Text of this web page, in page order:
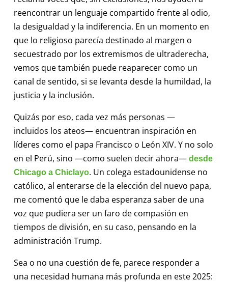
reencontrar un lenguaje compartido frente al odio,
la desigualdad y la indiferencia. En un momento en
que lo religioso parecía destinado al margen o
secuestrado por los extremismos de ultraderecha,
vemos que también puede reaparecer como un
canal de sentido, si se levanta desde la humildad, la
justicia y la inclusión.
Quizás por eso, cada vez más personas —
incluidos los ateos— encuentran inspiración en
líderes como el papa Francisco o León XIV. Y no solo
en el Perú, sino —como suelen decir ahora— desde
Chicago a Chiclayo. Un colega estadounidense no
católico, al enterarse de la elección del nuevo papa,
me comentó que le daba esperanza saber de una
voz que pudiera ser un faro de compasión en
tiempos de división, en su caso, pensando en la
administración Trump.
Sea o no una cuestión de fe, parece responder a
una necesidad humana más profunda en este 2025: